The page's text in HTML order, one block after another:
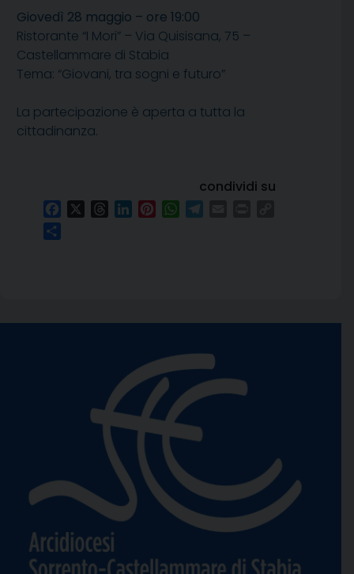
Giovedì 28 maggio – ore 19:00
Ristorante “I Mori” – Via Quisisana, 75 –
Castellammare di Stabia
Tema: “Giovani, tra sogni e futuro”
La partecipazione è aperta a tutta la
cittadinanza.
condividi su
FacebookThreadsLinkedInPinterestWhatsApp